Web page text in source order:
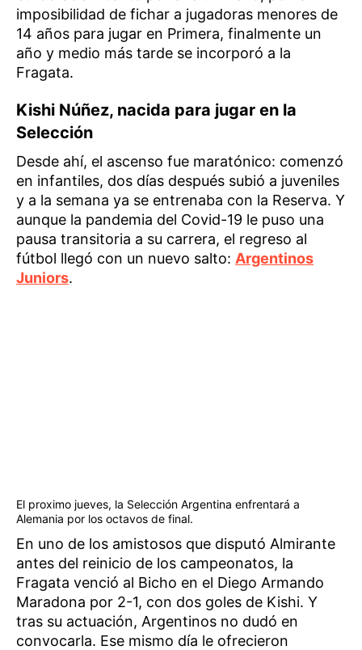
imposibilidad de fichar a jugadoras menores de
14 años para jugar en Primera, finalmente un
año y medio más tarde se incorporó a la
Fragata.
Kishi Núñez, nacida para jugar en la
Selección
Desde ahí, el ascenso fue maratónico: comenzó
en infantiles, dos días después subió a juveniles
y a la semana ya se entrenaba con la Reserva. Y
aunque la pandemia del Covid-19 le puso una
pausa transitoria a su carrera, el regreso al
fútbol llegó con un nuevo salto: Argentinos
Juniors.
El proximo jueves, la Selección Argentina enfrentará a
Alemania por los octavos de final.
En uno de los amistosos que disputó Almirante
antes del reinicio de los campeonatos, la
Fragata venció al Bicho en el Diego Armando
Maradona por 2-1, con dos goles de Kishi. Y
tras su actuación, Argentinos no dudó en
convocarla. Ese mismo día le ofrecieron